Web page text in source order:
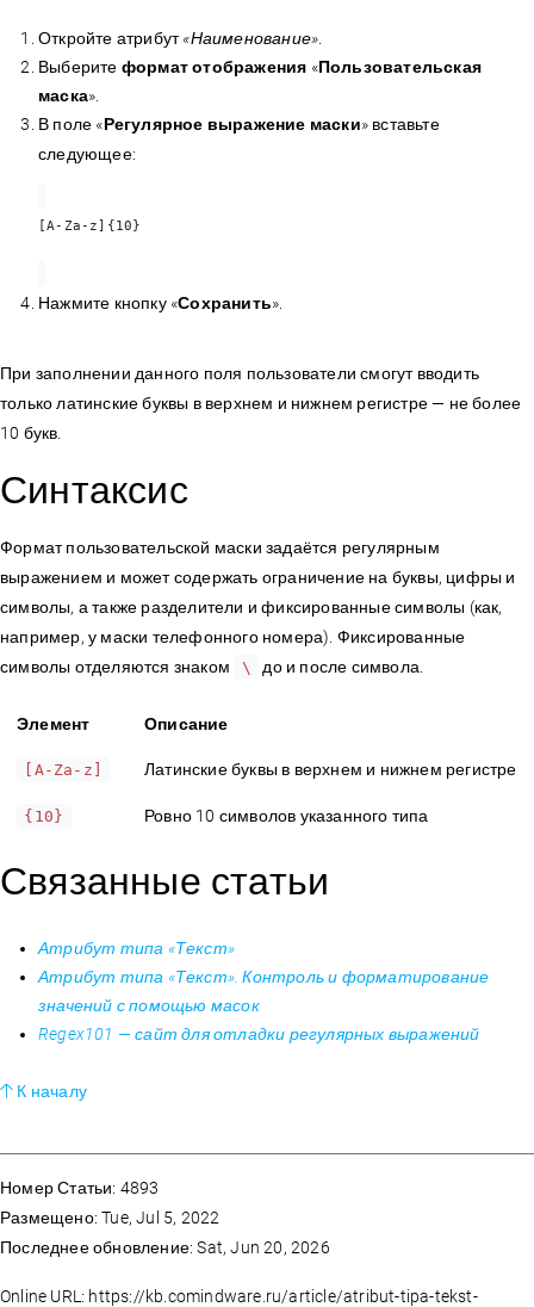
Откройте атрибут«Наименование»
Выберите формат отображения «Пользовательская
маска».
В поле «Регулярное выражение маски» вставьте
следующее:
[A-Za-z]{10}
Нажмите кнопку «Сохранить».
При заполнении данного поля пользователи смогут вводить
только латинские буквы в верхнем и нижнем регистре — не более
10 букв.
Синтаксис
Формат пользовательской маски задаётся регулярным
выражением и может содержать ограничение на буквы, цифры и
символы, а также разделители и фиксированные символы (как,
например, у маски телефонного номера). Фиксированные
символы отделяются знаком
\ до и после символа.
Элемент Описание
[A-Za-z] Латинские буквы в верхнем и нижнем регистре
{10} Ровно 10 символов указанного типа
Связанные статьи
Атрибут типа «Текст»
Атрибут типа «Текст». Контроль и форматирование
значений с помощью масок
Regex101 — сайт для отладки регулярных выражений
К началу
Номер Статьи: 4893
Размещено: Tue, Jul 5, 2022
Последнее обновление: Sat, Jun 20, 2026
Online URL: https://kb.comindware.ru/article/atribut-tipa-tekst-